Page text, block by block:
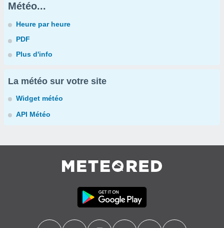
Météo...
Heure par heure
PDF
Plus d'info
La météo sur votre site
Widget météo
API Météo